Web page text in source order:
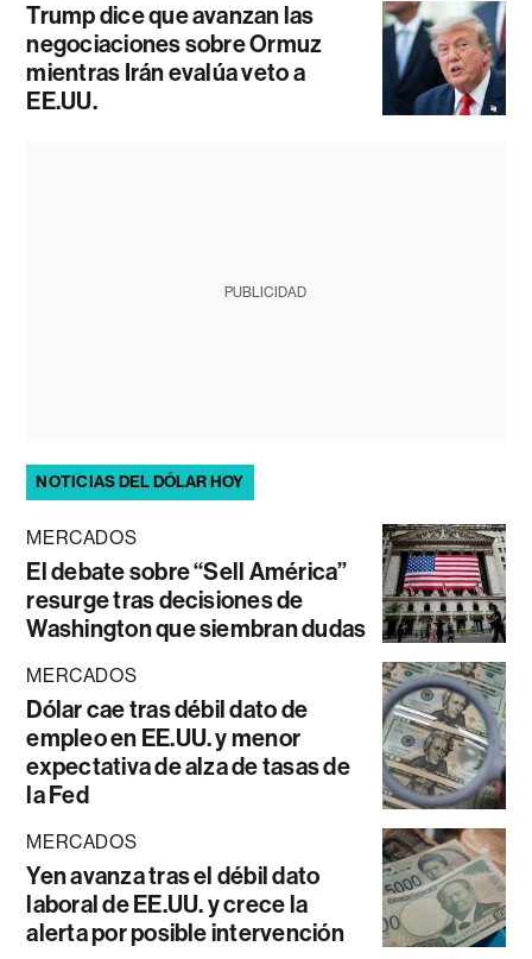
Trump dice que avanzan las
negociaciones sobre Ormuz
mientras Irán evalúa veto a
EE.UU.
PUBLICIDAD
NOTICIAS DEL DÓLAR HOY
MERCADOS
El debate sobre “Sell América”
resurge tras decisiones de
Washington que siembran dudas
MERCADOS
Dólar cae tras débil dato de
empleo en EE.UU. y menor
expectativa de alza de tasas de
la Fed
MERCADOS
Yen avanza tras el débil dato
laboral de EE.UU. y crece la
alerta por posible intervención